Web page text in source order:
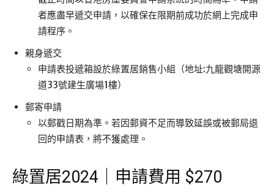
者應盡早遞交申請，以確保在限期前成功於網上完成申
請程序。
親身遞交
申請表投遞箱設於綠置居銷售小組（地址:九龍觀塘開源
道33號建生廣場1樓）
郵寄申請
以郵戳日期為準。若因郵資不足而導致延誤或被郵局退
回的申請表，將不獲處理。
綠置居2024｜申請費用 $270